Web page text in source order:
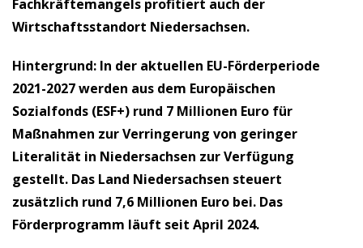
Fachkräftemangels profitiert auch der
Wirtschaftsstandort Niedersachsen.
Hintergrund: In der aktuellen EU-Förderperiode
2021-2027 werden aus dem Europäischen
Sozialfonds (ESF+) rund 7 Millionen Euro für
Maßnahmen zur Verringerung von geringer
Literalität in Niedersachsen zur Verfügung
gestellt. Das Land Niedersachsen steuert
zusätzlich rund 7,6 Millionen Euro bei. Das
Förderprogramm läuft seit April 2024.